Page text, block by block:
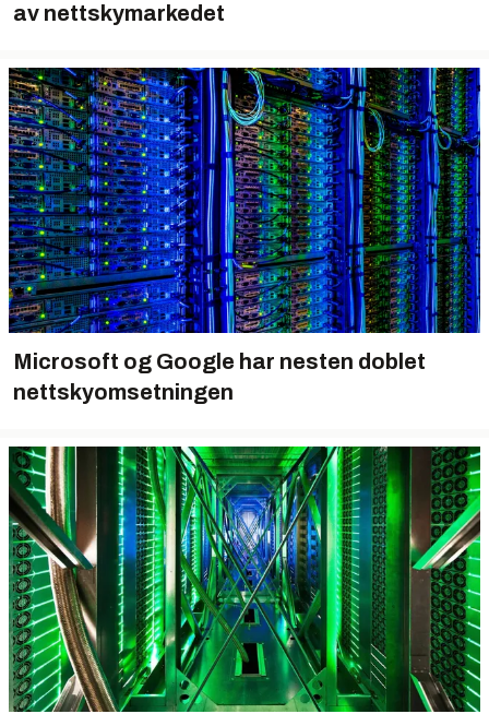
av nettskymarkedet
Microsoft og Google har nesten doblet
nettskyomsetningen